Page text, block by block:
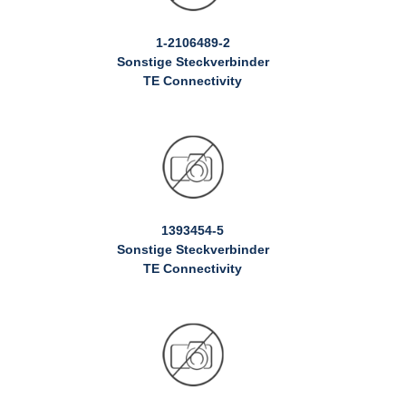
1-2106489-2
Sonstige Steckverbinder
TE Connectivity
1393454-5
Sonstige Steckverbinder
TE Connectivity